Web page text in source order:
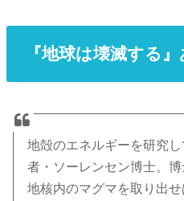
『地球は壊滅する
地殻のエネルギーを研究
者・ソーレンセン博士。博
地核内のマグマを取り出